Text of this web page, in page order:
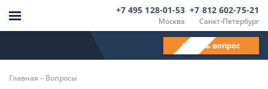
Москва
+7 495 128-01-53
Санкт-Петербург
+7 812 602-75-21
Задать вопрос
Главная - Вопросы